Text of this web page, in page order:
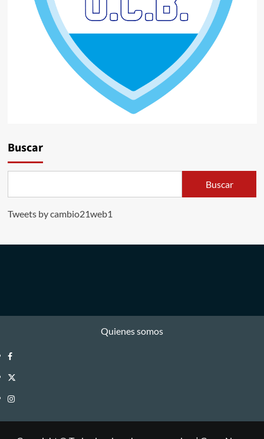
Buscar
Buscar
Tweets by cambio21web1
Quienes somos
Facebook
Twitter
Instagram